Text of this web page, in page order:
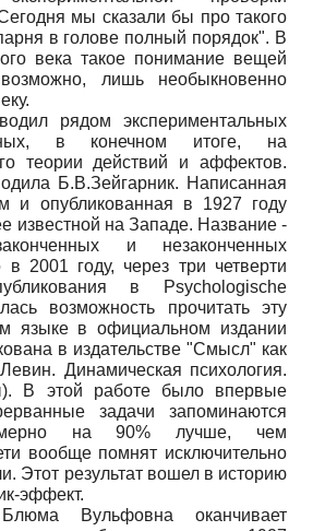
мы сказали бы про такого
в голове полный порядок". В
века такое понимание вещей
лишь необыкновенно
рядом экспериментальных
в конечном итоге, на
теории действий и аффектов.
Б.В.Зейгарник. Написанная
и опубликованная в 1927 году
известной на Западе. Название -
и незаконченных
в 2001 году, через три четверти
в Psychologische
возможность прочитать эту
языке в официальном издании
в издательстве "Смысл" как
Динамическая психология.
В этой работе было впервые
задачи запоминаются
на 90% лучше, чем
вообще помнят исключительно
Этот результат вошел в историю
эффект.
Вульфовна оканчивает